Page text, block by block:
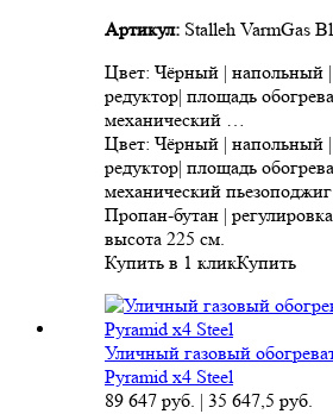
Артикул: Stalleh VarmGas
Цвет: Чёрный | напольный |
редуктор| площадь
механический …
Цвет: Чёрный | напольный |
редуктор| площадь
механический
Пропан-бутан |
высота 225 см.
Купить в 1 кликКупить
Уличный газовый
Pyramid x4 Steel
89 647 руб. | 35 647,5 руб.